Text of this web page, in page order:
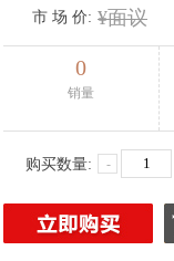
市 场 价: ¥面议
0
销量
购买数量: -